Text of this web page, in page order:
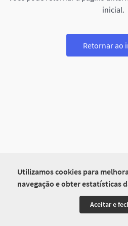
Utilizamos cookies para
navegação e obter estatísticas
Aceitar e
inicial.
Retornar ao